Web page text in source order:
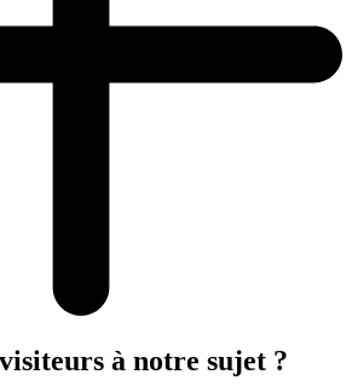
à notre sujet ?